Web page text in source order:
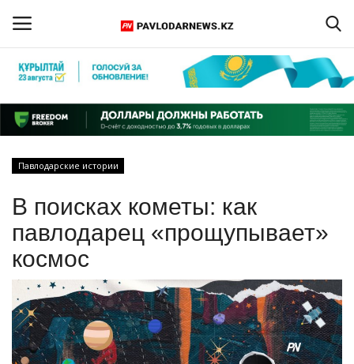
Регистрация
Главная
КАЗАХСТАН
МИР
СПЕЦПРОЕКТЫ
Павлодарские истории
В поисках кометы: как
павлодарец «прощупывает»
космос